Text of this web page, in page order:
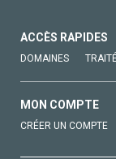
ACCÈS RAPIDES
DOMAINES
MON COMPTE
CRÉER UN COMPTE